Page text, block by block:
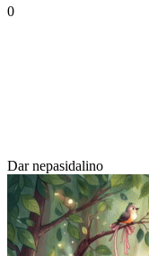
0
Dar nepasidalino